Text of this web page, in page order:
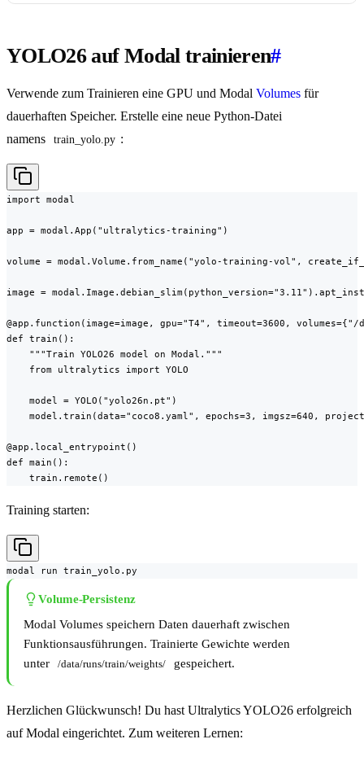
YOLO26 auf Modal trainieren#
Verwende zum Trainieren eine GPU und Modal Volumes für
dauerhaften Speicher. Erstelle eine neue Python-Datei
namens
train_yolo.py :
import modal
app = modal.App("ultralytics-training")
volume = modal.Volume.from_name("yolo-training-vol",
image =
@app.function(image=image, gpu="T4", timeout=3600,
def train():
    """Train YOLO26 model on Modal."""
    from ultralytics import YOLO
    model = YOLO("yolo26n.pt")
model.train(data="coco8.yaml", epochs=3, imgsz=640,
@app.local_entrypoint()
def main():
    train.remote()
Training starten:
modal run train_yolo.py
Volume-Persistenz
Modal Volumes speichern Daten dauerhaft zwischen
Funktionsausführungen. Trainierte Gewichte werden
unter
/data/runs/train/weights/ gespeichert.
Herzlichen Glückwunsch! Du hast Ultralytics YOLO26 erfolgreich
auf Modal eingerichtet. Zum weiteren Lernen: